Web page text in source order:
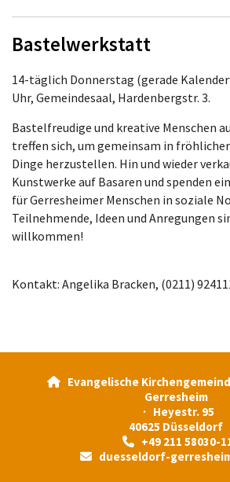
Bastelwerkstatt
14-täglich Donnerstag (gerade
Uhr, Gemeindesaal, Hardenbergstr. 3.
Bastelfreudige und kreative Menschen
treffen sich, um gemeinsam in fröhlicher
Dinge herzustellen. Hin und wieder
Kunstwerke auf Basaren und spenden
für Gerresheimer Menschen in soziale
Teilnehmende, Ideen und Anregungen
willkommen!
Kontakt: Angelika Bracken, (0211)
Evangelische
Gerresheim
· Heyestr. 95
40625 Düsseldorf
+49 211 58030-
duesseldorf-